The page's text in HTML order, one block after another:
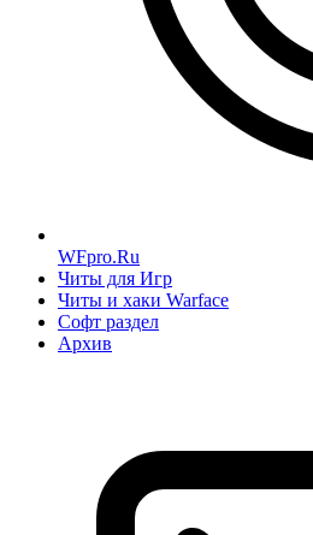
WFpro.Ru
Читы для Игр
Читы и хаки Warface
Софт раздел
Архив